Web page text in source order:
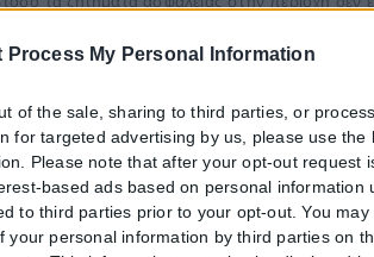
Process My Personal Information
of the sale, sharing to third parties, or
for targeted advertising by us, please use the
Please note that after your opt-out request
based ads based on personal information
to third parties prior to your opt-out. You
your personal information by third parties on
ότι η χρονική συγκυρία δεν θα
κατά της τουρκικής προκλητικότητας, με
αναπτύξει έναν αποτελεσματικό
μέρες στήθηκε μια μεγάλη επιχείρηση, η
«Αγαπήνωρ 22». Υπό άκρα μυστικότητα,
Ανατολική Μεσόγειο, φόρτωσαν
επίμονες προσπάθειες της Τουρκίας να